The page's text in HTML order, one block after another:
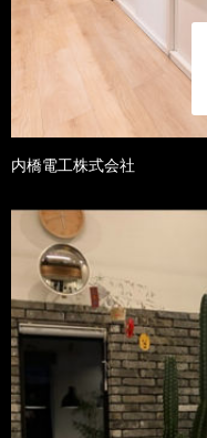
内橋電工株式会社